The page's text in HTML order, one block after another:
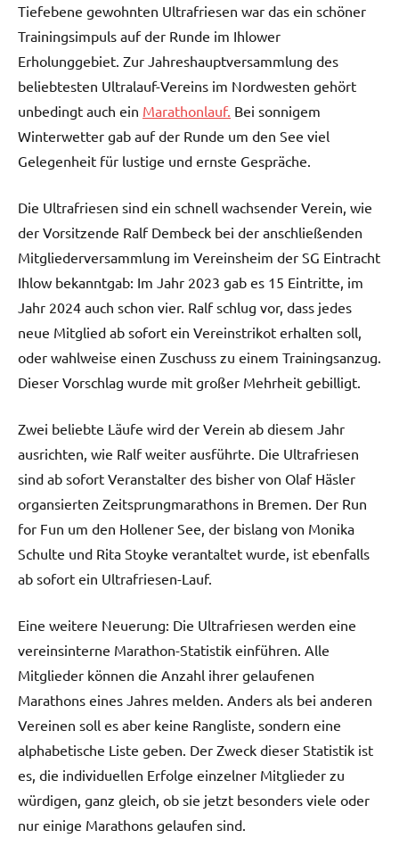
Tiefebene gewohnten Ultrafriesen war das ein schöner
Trainingsimpuls auf der Runde im Ihlower
Erholunggebiet. Zur Jahreshauptversammlung des
beliebtesten Ultralauf-Vereins im Nordwesten gehört
unbedingt auch ein Marathonlauf. Bei sonnigem
Winterwetter gab auf der Runde um den See viel
Gelegenheit für lustige und ernste Gespräche.
Die Ultrafriesen sind ein schnell wachsender Verein, wie
der Vorsitzende Ralf Dembeck bei der anschließenden
Mitgliederversammlung im Vereinsheim der SG Eintracht
Ihlow bekanntgab: Im Jahr 2023 gab es 15 Eintritte, im
Jahr 2024 auch schon vier. Ralf schlug vor, dass jedes
neue Mitglied ab sofort ein Vereinstrikot erhalten soll,
oder wahlweise einen Zuschuss zu einem Trainingsanzug.
Dieser Vorschlag wurde mit großer Mehrheit gebilligt.
Zwei beliebte Läufe wird der Verein ab diesem Jahr
ausrichten, wie Ralf weiter ausführte. Die Ultrafriesen
sind ab sofort Veranstalter des bisher von Olaf Häsler
organsierten Zeitsprungmarathons in Bremen. Der Run
for Fun um den Hollener See, der bislang von Monika
Schulte und Rita Stoyke verantaltet wurde, ist ebenfalls
ab sofort ein Ultrafriesen-Lauf.
Eine weitere Neuerung: Die Ultrafriesen werden eine
vereinsinterne Marathon-Statistik einführen. Alle
Mitglieder können die Anzahl ihrer gelaufenen
Marathons eines Jahres melden. Anders als bei anderen
Vereinen soll es aber keine Rangliste, sondern eine
alphabetische Liste geben. Der Zweck dieser Statistik ist
es, die individuellen Erfolge einzelner Mitglieder zu
würdigen, ganz gleich, ob sie jetzt besonders viele oder
nur einige Marathons gelaufen sind.